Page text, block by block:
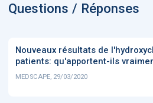
Questions / Réponses
Nouveaux résultats de
patients: qu'apportent-ils
MEDSCAPE, 29/03/2020